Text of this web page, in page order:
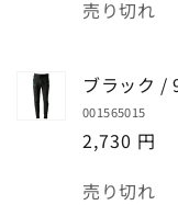
売り切れ
ブラック /
001565015
2,730 円
数
売り切れ